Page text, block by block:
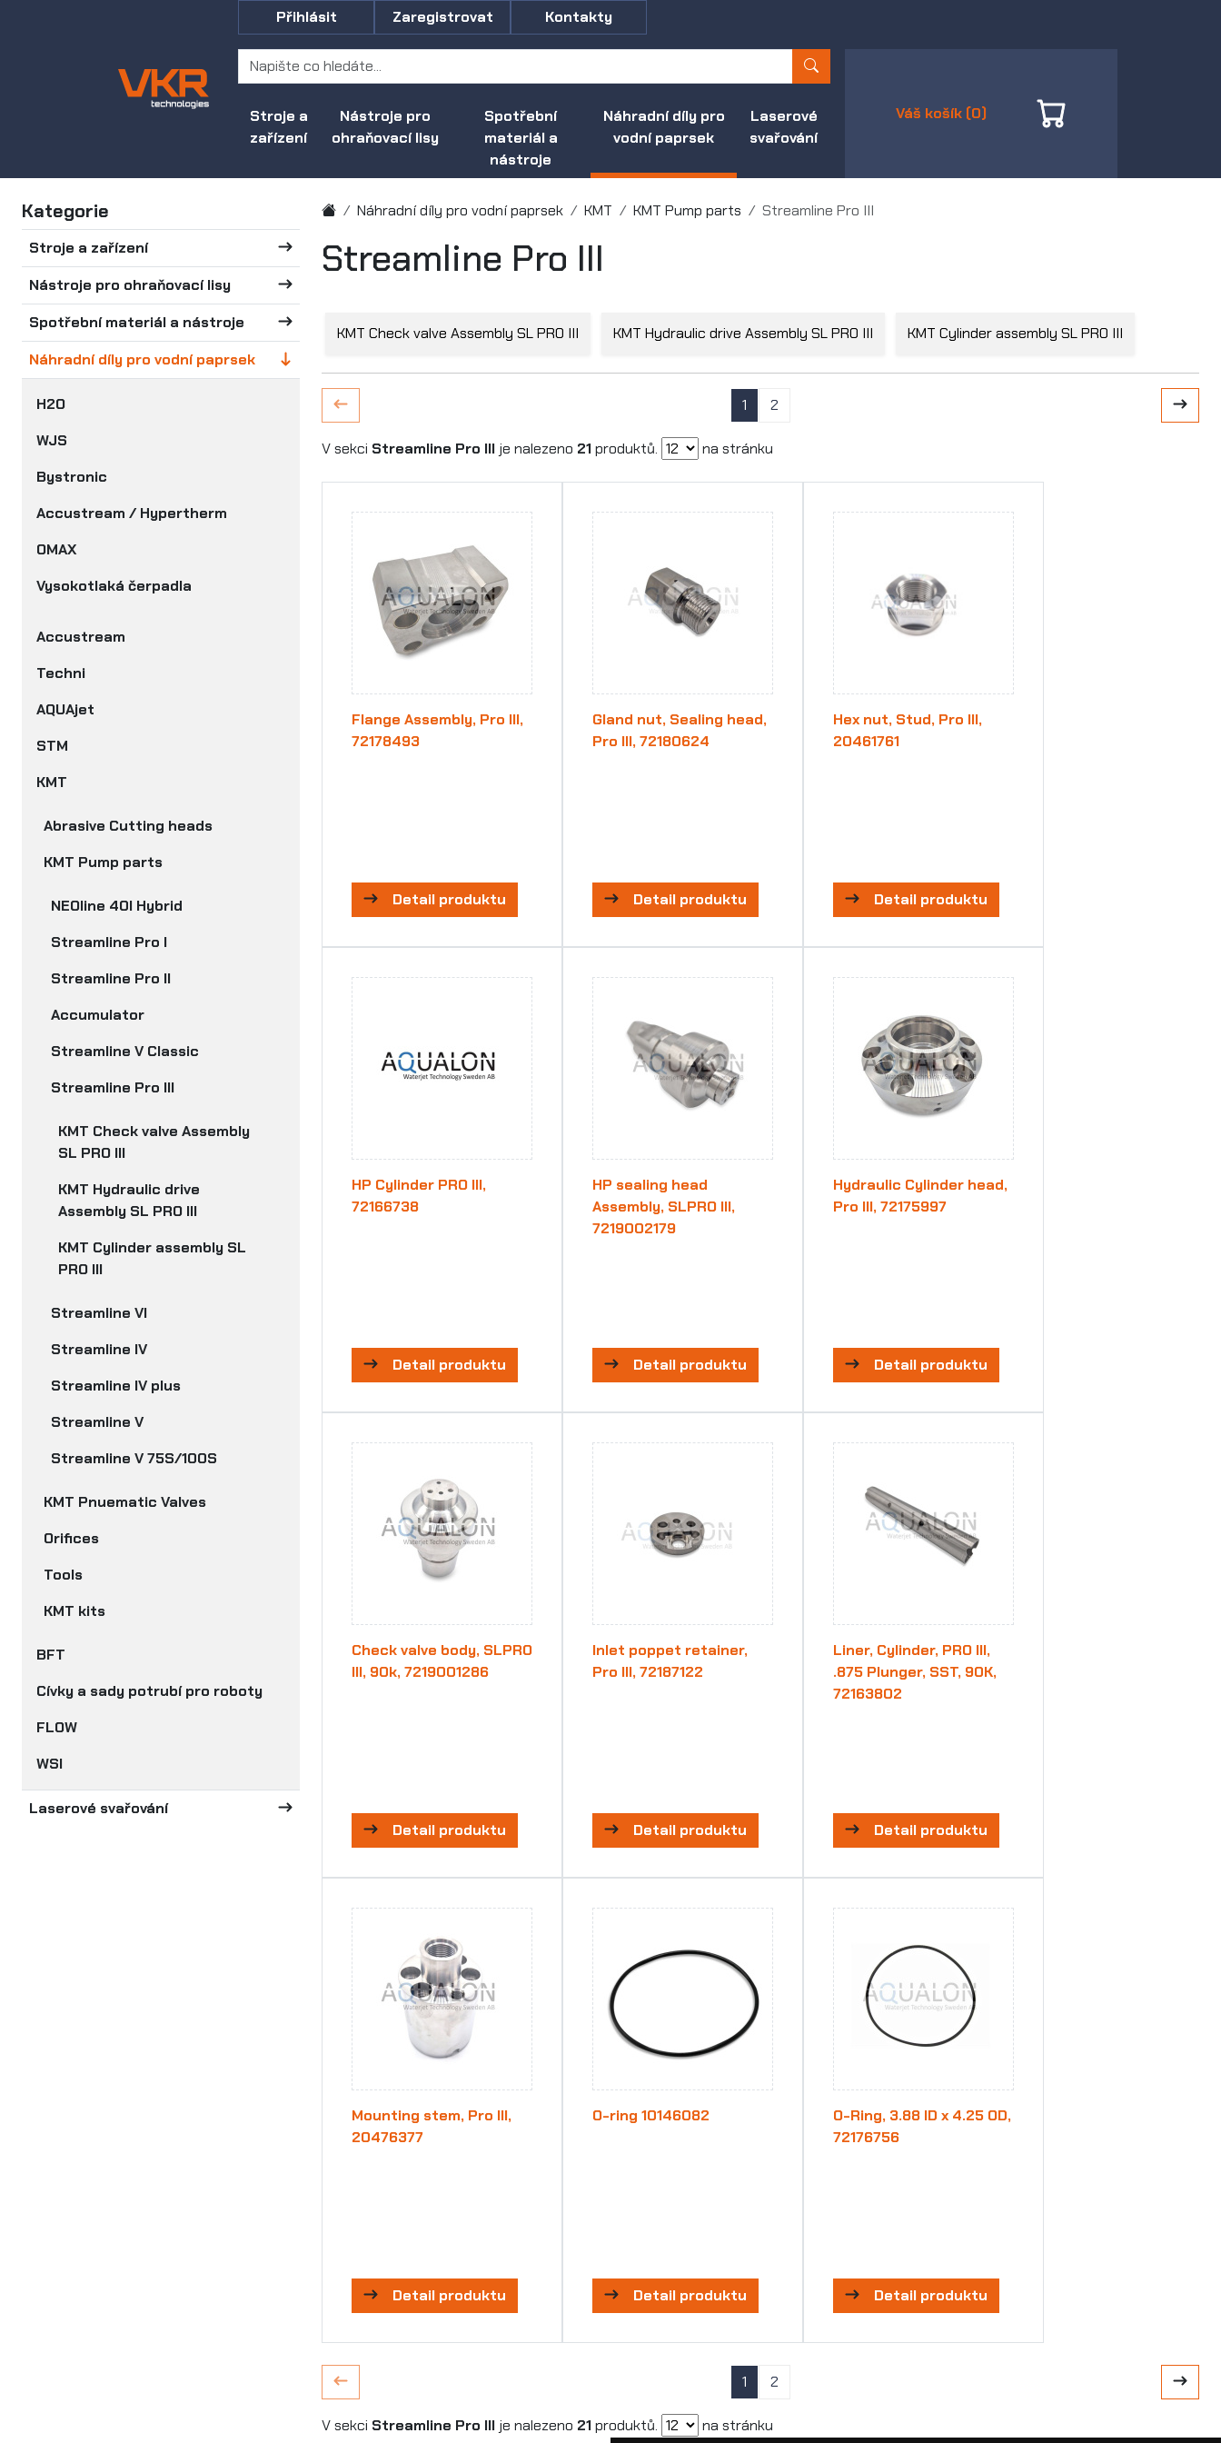
Stroje a
zařízení
Nástroje pro
ohraňovací lisy
Spotřební
materiál a
nástroje
Náhradní díly pro
vodní paprsek
Laserové
svařování
Přihlásit Zaregistrovat Kontakty
Váš košík (0)
Kategorie
Stroje a zařízení
Nástroje pro ohraňovací lisy
Spotřební materiál a nástroje
Náhradní díly pro vodní paprsek
H2O
WJS
Bystronic
Accustream / Hypertherm
OMAX
Vysokotlaká čerpadla
Accustream
Techni
AQUAjet
STM
KMT
Abrasive Cutting heads
KMT Pump parts
NEOline 40I Hybrid
Streamline Pro I
Streamline Pro II
Accumulator
Streamline V Classic
Streamline Pro III
KMT Check valve Assembly
SL PRO III
KMT Hydraulic drive
Assembly SL PRO III
KMT Cylinder assembly SL
PRO III
Streamline VI
Streamline IV
Streamline IV plus
Streamline V
Streamline V 75S/100S
KMT Pnuematic Valves
Orifices
Tools
KMT kits
BFT
Cívky a sady potrubí pro roboty
FLOW
WSI
Laserové svařování
Náhradní díly pro vodní paprsek KMT KMT Pump parts Streamline Pro III
Streamline Pro III
KMT Check valve Assembly SL PRO III KMT Hydraulic drive Assembly SL PRO III KMT Cylinder assembly SL PRO III
1 2
V sekci Streamline Pro III je nalezeno 21produktů. na stránku
Flange Assembly, Pro III,
72178493
Detail produktu
Gland nut, Sealing head,
Pro III, 72180624
Detail produktu
Hex nut, Stud, Pro III,
20461761
Detail produktu
HP Cylinder PRO III,
72166738
Detail produktu
HP sealing head
Assembly, SLPRO III,
7219002179
Detail produktu
Hydraulic Cylinder head,
Pro III, 72175997
Detail produktu
Check valve body, SLPRO
III, 90k, 7219001286
Detail produktu
Inlet poppet retainer,
Pro III, 72187122
Detail produktu
Liner, Cylinder, PRO III,
.875 Plunger, SST, 90K,
72163802
Detail produktu
Mounting stem, Pro III,
20476377
Detail produktu
O-ring 10146082
Detail produktu
O-Ring, 3.88 ID x 4.25 OD,
72176756
Detail produktu
1 2
V sekci Streamline Pro III je nalezeno 21produktů. na stránku